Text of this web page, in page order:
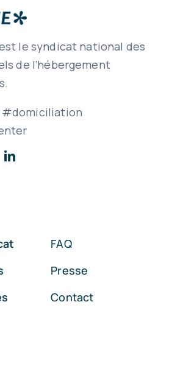
le syndicat national des
de l’hébergement
FAQ
Presse
Contact